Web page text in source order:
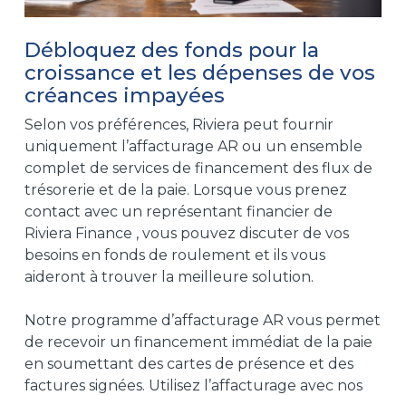
Débloquez des fonds pour la
croissance et les dépenses de vos
créances impayées
Selon vos préférences, Riviera peut fournir
uniquement l’affacturage AR ou un ensemble
complet de services de financement des flux de
trésorerie et de la paie. Lorsque vous prenez
contact avec un représentant financier de
Riviera Finance , vous pouvez discuter de vos
besoins en fonds de roulement et ils vous
aideront à trouver la meilleure solution.
Notre programme d’affacturage AR vous permet
de recevoir un financement immédiat de la paie
en soumettant des cartes de présence et des
factures signées. Utilisez l’affacturage avec nos